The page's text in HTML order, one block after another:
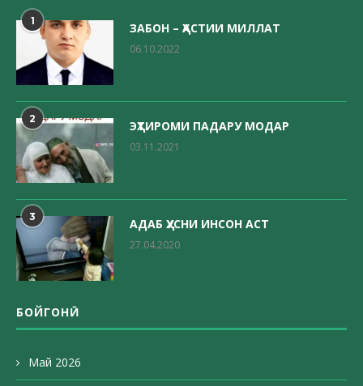
1 ЗАБОН – ҲАСТИИ МИЛЛАТ
06.10.2022
2 ЭҲТИРОМИ ПАДАРУ МОДАР
03.11.2021
3 АДАБ ҲУСНИ ИНСОН АСТ
27.04.2020
БОЙГОНӢ
Май 2026